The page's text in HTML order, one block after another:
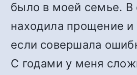
было в моей семье. В
находила прощение и
если совершала
С годами у меня